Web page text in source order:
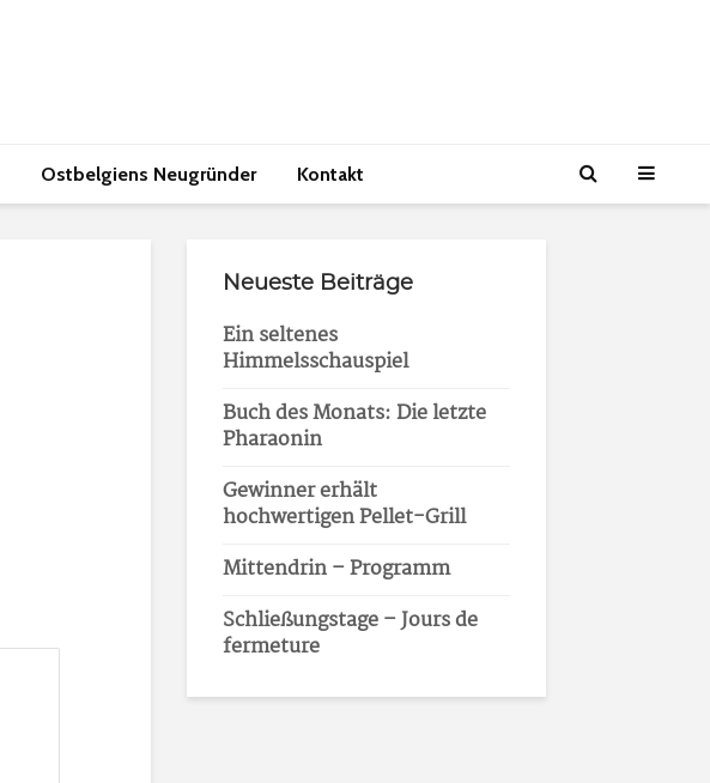
Ostbelgiens Neugründer Kontakt
Neueste Beiträge
Ein seltenes
Himmelsschauspiel
Buch des Monats: Die letzte
Pharaonin
Gewinner erhält
hochwertigen Pellet-Grill
Mittendrin – Programm
Schließungstage – Jours de
fermeture